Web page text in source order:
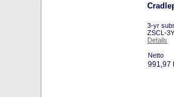
3-yr
ZSCL-
Details
Netto
991,97